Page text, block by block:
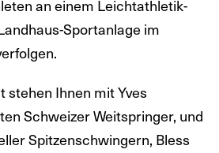
an einem Leichtathletik-
Sportanlage im
stehen Ihnen mit Yves
Schweizer Weitspringer, und
Spitzenschwingern, Bless